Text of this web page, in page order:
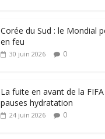
Corée du Sud : le Mondial
en feu
30 juin 2026 0
La fuite en avant de la
pauses hydratation
24 juin 2026 0